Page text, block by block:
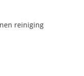
reiniging